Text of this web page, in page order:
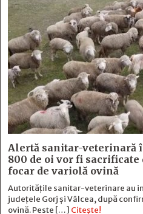
Alertă sanitar-veterinară
800 de oi vor fi
focar de variolă ovină
Autoritățile sanitar-veterinare au
județele Gorj și Vâlcea, după
ovină. Peste […] Citește!